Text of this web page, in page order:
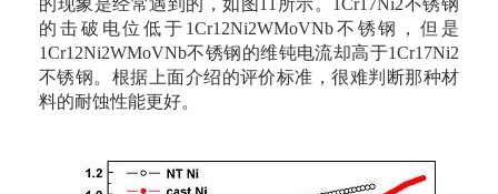
的现象是经常遇到的，如图11所示。1Cr17Ni2不锈钢
的击破电位低于1Cr12Ni2WMoVNb不锈钢，但是
1Cr12Ni2WMoVNb不锈钢的维钝电流却高于1Cr17Ni2
不锈钢。根据上面介绍的评价标准，很难判断那种材
料的耐蚀性能更好。